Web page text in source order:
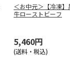
＜お中元＞【冷凍】
牛ローストビーフ
5,460円
(送料・税込)